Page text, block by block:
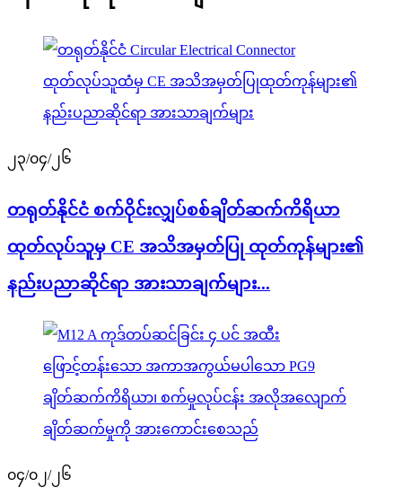
၂၃/၀၄/၂၆
တရုတ်နိုင်ငံ စက်ဝိုင်းလျှပ်စစ်ချိတ်ဆက်ကိရိယာ
ထုတ်လုပ်သူမှ CE အသိအမှတ်ပြု ထုတ်ကုန်များ၏
နည်းပညာဆိုင်ရာ အားသာချက်များ...
၀၄/၀၂/၂၆